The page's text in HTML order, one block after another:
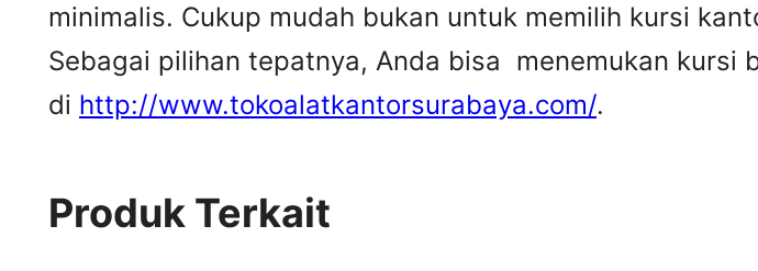
minimalis. Cukup mudah bukan untuk memilih kursi
Sebagai pilihan tepatnya, Anda bisa menemukan kursi
di http://www.tokoalatkantorsurabaya.com/.
Produk Terkait